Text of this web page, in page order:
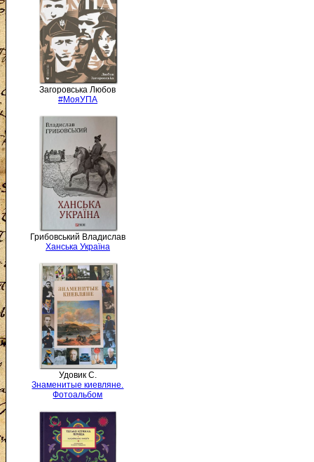
Загоровська Любов
#МояУПА
Грибовський Владислав
Ханська Україна
Удовик С.
Знаменитые киевляне.
Фотоальбом